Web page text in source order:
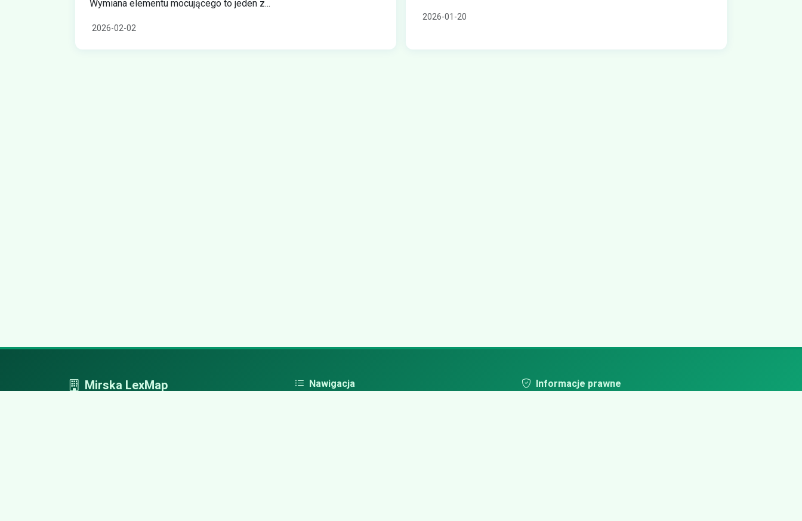
Wymiana elementu mocującego to jeden z...
2026-02-02
2026-01-20
Mirska LexMap Nawigacja Informacje prawne